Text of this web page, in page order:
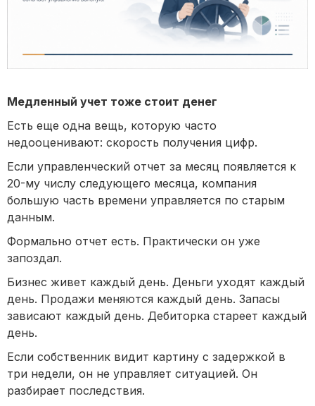
Медленный учет тоже стоит денег
Есть еще одна вещь, которую часто
недооценивают: скорость получения цифр.
Если управленческий отчет за месяц появляется к
20-му числу следующего месяца, компания
большую часть времени управляется по старым
данным.
Формально отчет есть. Практически он уже
запоздал.
Бизнес живет каждый день. Деньги уходят каждый
день. Продажи меняются каждый день. Запасы
зависают каждый день. Дебиторка стареет каждый
день.
Если собственник видит картину с задержкой в
три недели, он не управляет ситуацией. Он
разбирает последствия.